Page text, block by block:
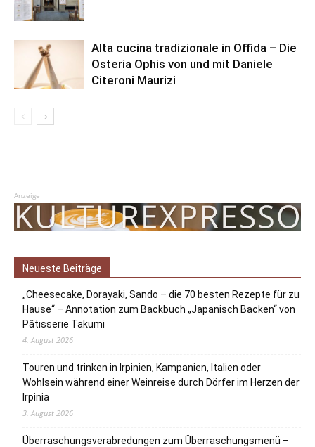
Alta cucina tradizionale in Offida – Die
Osteria Ophis von und mit Daniele
Citeroni Maurizi
Anzeige
Neueste Beiträge
„Cheesecake, Dorayaki, Sando – die 70 besten Rezepte für zu
Hause“ – Annotation zum Backbuch „Japanisch Backen“ von
Pâtisserie Takumi
4. August 2026
Touren und trinken in Irpinien, Kampanien, Italien oder
Wohlsein während einer Weinreise durch Dörfer im Herzen der
Irpinia
3. August 2026
Überraschungsverabredungen zum Überraschungsmenü –